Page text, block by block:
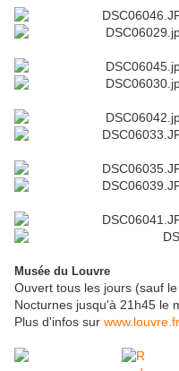
Musée du Louvre
Ouvert tous les jours (sauf
Nocturnes jusqu'à 21h45 le
Plus d'infos sur www.louvre.fr